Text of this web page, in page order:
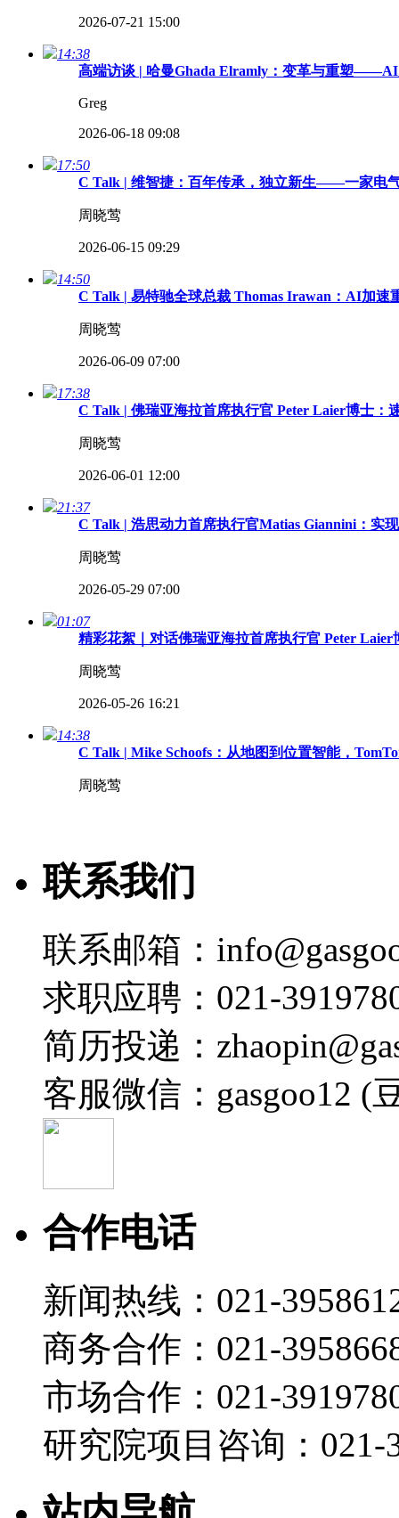
2026-07-21 15:00
14:38
高端访谈 | 哈曼Ghada Elramly：变革与重塑
Greg
2026-06-18 09:08
17:50
C Talk | 维智捷：百年传承，独立新生——一家电
周晓莺
2026-06-15 09:29
14:50
C Talk | 易特驰全球总裁 Thomas Irawan：AI加速
周晓莺
2026-06-09 07:00
17:38
C Talk | 佛瑞亚海拉首席执行官 Peter Laier博士
周晓莺
2026-06-01 12:00
21:37
C Talk | 浩思动力首席执行官Matias Giannini：实
周晓莺
2026-05-29 07:00
01:07
精彩花絮｜对话佛瑞亚海拉首席执行官 Peter Laier
周晓莺
2026-05-26 16:21
14:38
C Talk | Mike Schoofs：从地图到位置智能，
周晓莺
精彩花絮｜对话维智捷首席执行官Joseph Liotine
周晓莺
2026-05-15 18:15
01:33
精彩花絮｜对话哈曼国际汽车事业部全球客户事
周晓莺
2026-05-15 07:29
01:28
精彩花絮｜对话TomTom首席执行官Mike Schoofs
01:20
精彩花絮 | 对话易特驰全球总裁兼管理委员会主
周晓莺
01:58
精彩花絮｜对话浩思动力首席执行官 Matias
2026-05-08 16:26
18:51
C Talk | 项兴初：尊界S800成功的背后，江淮人“
周晓莺
24:39
联系我们
联系邮箱：
求职应聘：021-
简历投递：
客服微信：gasgoo12 (
合作电话
新闻热线：021-
商务合作：021-
市场合作：021-
研究院项目咨询：021-